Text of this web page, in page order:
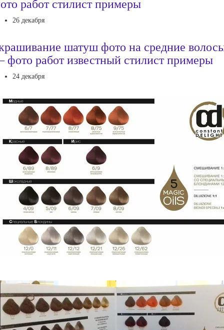
работ стилист примеры
26 декабря
шатуш фото на средние
работ известный стилист примеры
24 декабря